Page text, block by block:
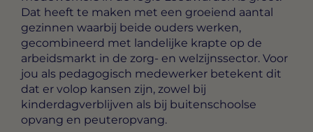
Dat heeft te maken met een groeiend aantal
gezinnen waarbij beide ouders werken,
gecombineerd met landelijke krapte op de
arbeidsmarkt in de zorg- en welzijnssector. Voor
jou als pedagogisch medewerker betekent dit
dat er volop kansen zijn, zowel bij
kinderdagverblijven als bij buitenschoolse
opvang en peuteropvang.